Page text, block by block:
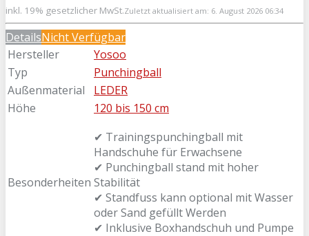
inkl. 19% gesetzlicher MwSt.Zuletzt aktualisiert am: 6. August 2026 06:34
DetailsNicht Verfügbar
Hersteller
Yosoo
Typ
Punchingball
Außenmaterial
LEDER
Höhe
120 bis 150 cm
Besonderheiten
✔ Trainingspunchingball mit
Handschuhe für Erwachsene
✔ Punchingball stand mit hoher
Stabilität
✔ Standfuss kann optional mit Wasser
oder Sand gefüllt Werden
✔ Inklusive Boxhandschuh und Pumpe